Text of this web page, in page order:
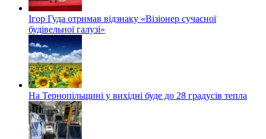
Ігор Гуда отримав відзнаку «Візіонер сучасної
будівельної галузі»
На Тернопільщині у вихідні буде до 28 градусів тепла